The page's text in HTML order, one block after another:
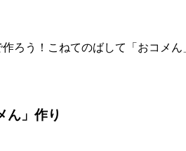
ろう！こねてのばして「おコメん
ん」作り